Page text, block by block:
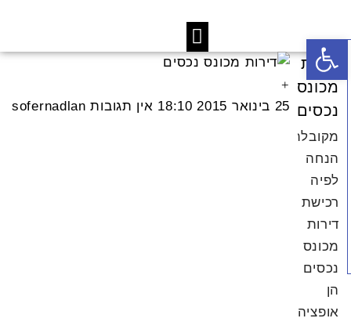
25 בינואר 2015 18:10 אין תגובות sofernadlan
דירות
מכונס
נכסים
מקובלת
הנחה
לפיה
רכישת
דירות
מכונס
נכסים
הן
אופציה
פתח סרגל נגישות